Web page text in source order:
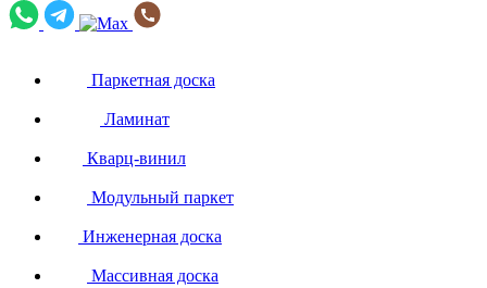
Паркетная доска
Ламинат
Кварц-винил
Модульный паркет
Инженерная доска
Массивная доска